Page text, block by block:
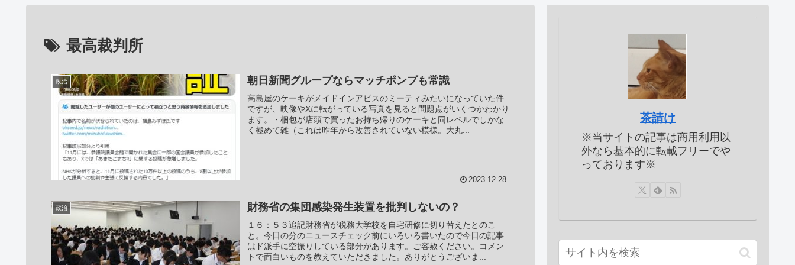
最高裁判所
政治 朝日新聞グループならマッチポンプも常識
高島屋のケーキがメイドインアビスのミーティみたいになっていた件
ですが、映像やXに転がっている写真を見ると問題点がいくつかわかり
ます。・梱包が店頭で買ったお持ち帰りのケーキと同レベルでしかな
く極めて雑（これは昨年から改善されていない模様。大丸...
2023.12.28
政治 財務省の集団感染発生装置を批判しないの？
１６：５３追記財務省が税務大学校を自宅研修に切り替えたとのこ
と。今日の分のニュースチェック前にいろいろ書いたので今日の記事
はド派手に空振りしている部分があります。ご容赦ください。コメン
トで面白いものを教えていただきました。ありがとうございま...
茶請け
※当サイトの記事は商用利用以
外なら基本的に転載フリーでや
っております※